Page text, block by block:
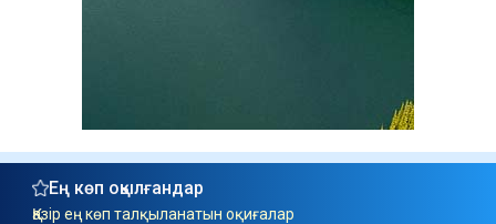
Ең көп оқылғандар
Қазір ең көп талқыланатын оқиғалар